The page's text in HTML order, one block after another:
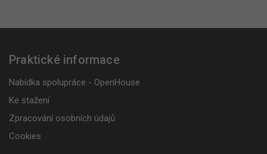
Praktické informace
Nabídka spolupráce - OpenHouse
Ke stažení
Zpracování osobních údajů
Cookies